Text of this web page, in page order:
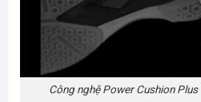
Công nghệ Power Cushion